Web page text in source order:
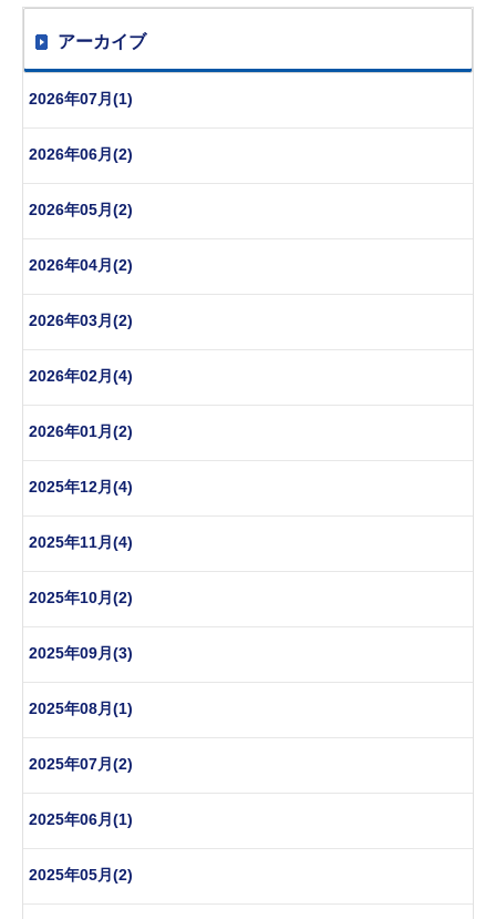
アーカイブ
2026年07月(1)
2026年06月(2)
2026年05月(2)
2026年04月(2)
2026年03月(2)
2026年02月(4)
2026年01月(2)
2025年12月(4)
2025年11月(4)
2025年10月(2)
2025年09月(3)
2025年08月(1)
2025年07月(2)
2025年06月(1)
2025年05月(2)